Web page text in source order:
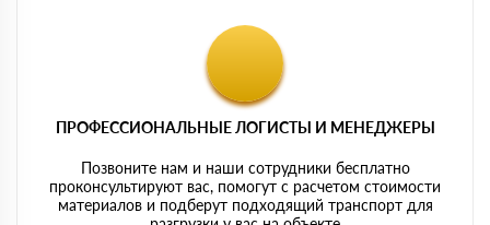
ПРОФЕССИОНАЛЬНЫЕ ЛОГИСТЫ И МЕНЕДЖЕРЫ
Позвоните нам и наши сотрудники бесплатно
проконсультируют вас, помогут с расчетом стоимости
материалов и подберут подходящий транспорт для